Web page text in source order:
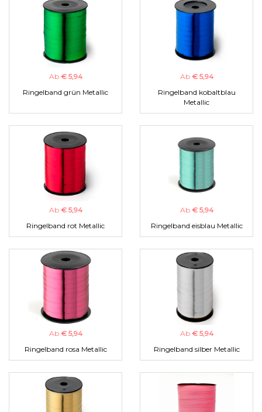
Ab € 5,94
Ringelband grün Metallic
Ab € 5,94
Ringelband kobaltblau
Metallic
Ab € 5,94
Ringelband rot Metallic
Ab € 5,94
Ringelband eisblau Metallic
Ab € 5,94
Ringelband rosa Metallic
Ab € 5,94
Ringelband silber Metallic